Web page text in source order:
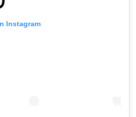
Instagram